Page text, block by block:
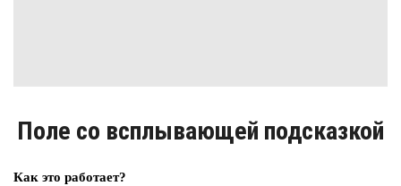
Поле со всплывающей подсказкой
Как это работает?